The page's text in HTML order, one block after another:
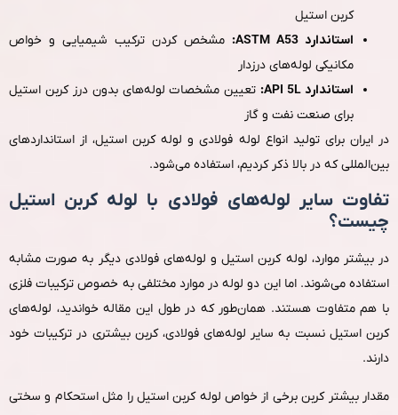
کربن استیل
استاندارد ASTM A53:
مشخص‌ کردن ترکیب شیمیایی و خواص
مکانیکی لوله‌های درزدار
استاندارد API 5L:
تعیین مشخصات لوله‌های بدون درز کربن استیل
برای صنعت نفت و گاز
در ایران برای تولید انواع لوله فولادی و لوله کربن استیل، از استانداردهای
بین‌المللی که در بالا ذکر کردیم، استفاده می‌شود.
تفاوت سایر لوله‌های فولادی با لوله کربن استیل
چیست؟
در بیشتر موارد، لوله کربن استیل و لوله‌های فولادی دیگر به‌ صورت مشابه
استفاده می‌شوند. اما این دو لوله در موارد مختلفی به‌ خصوص ترکیبات فلزی
با هم متفاوت هستند. همان‌طور که در طول این مقاله خواندید، لوله‌های
کربن استیل نسبت به سایر لوله‌های فولادی، کربن بیشتری در ترکیبات خود
دارند.
مقدار بیشتر کربن برخی از خواص لوله کربن استیل را مثل استحکام و سختی